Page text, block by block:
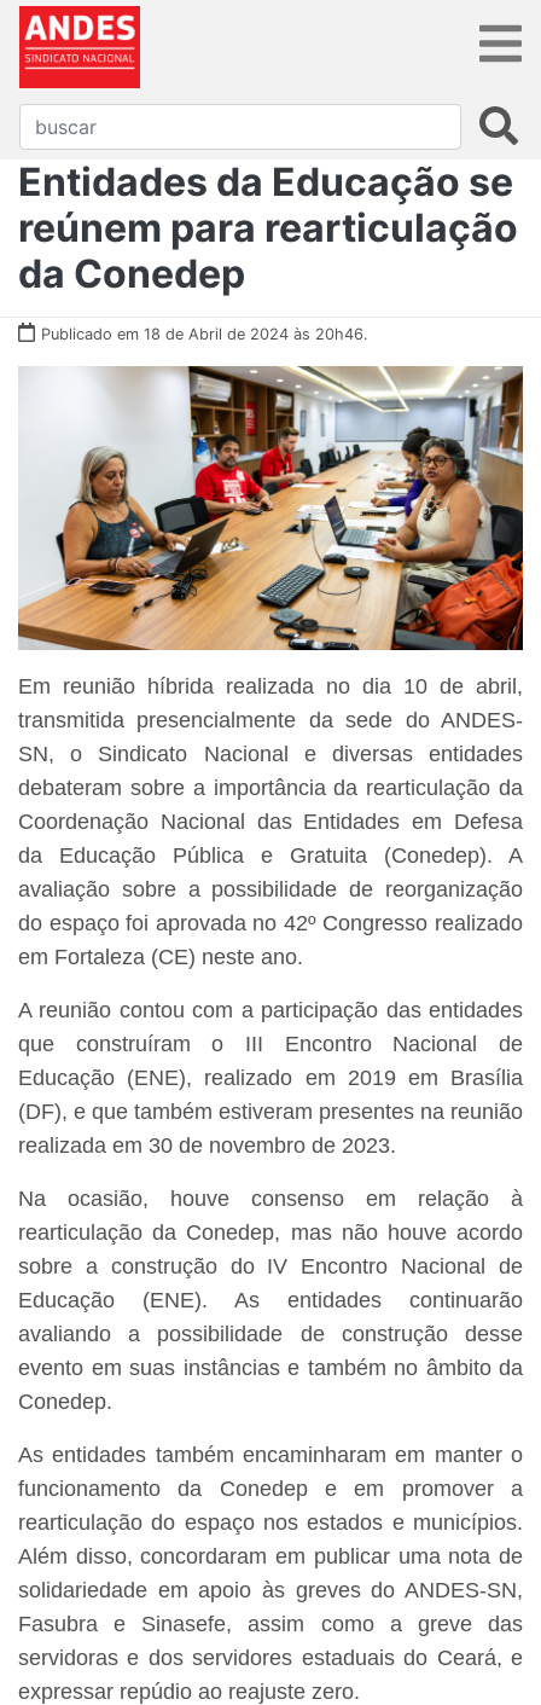
Entidades da Educação se
reúnem para rearticulação
da Conedep
Publicado em 18 de Abril de 2024 às 20h46.
Em reunião híbrida realizada no dia 10 de abril,
transmitida presencialmente da sede do ANDES-
SN, o Sindicato Nacional e diversas entidades
debateram sobre a importância da rearticulação da
Coordenação Nacional das Entidades em Defesa
da Educação Pública e Gratuita (Conedep). A
avaliação sobre a possibilidade de reorganização
do espaço foi aprovada no 42º Congresso realizado
em Fortaleza (CE) neste ano.
A reunião contou com a participação das entidades
que construíram o III Encontro Nacional de
Educação (ENE), realizado em 2019 em Brasília
(DF), e que também estiveram presentes na reunião
realizada em 30 de novembro de 2023.
Na ocasião, houve consenso em relação à
rearticulação da Conedep, mas não houve acordo
sobre a construção do IV Encontro Nacional de
Educação (ENE). As entidades continuarão
avaliando a possibilidade de construção desse
evento em suas instâncias e também no âmbito da
Conedep.
As entidades também encaminharam em manter o
funcionamento da Conedep e em promover a
rearticulação do espaço nos estados e municípios.
Além disso, concordaram em publicar uma nota de
solidariedade em apoio às greves do ANDES-SN,
Fasubra e Sinasefe, assim como a greve das
servidoras e dos servidores estaduais do Ceará, e
expressar repúdio ao reajuste zero.